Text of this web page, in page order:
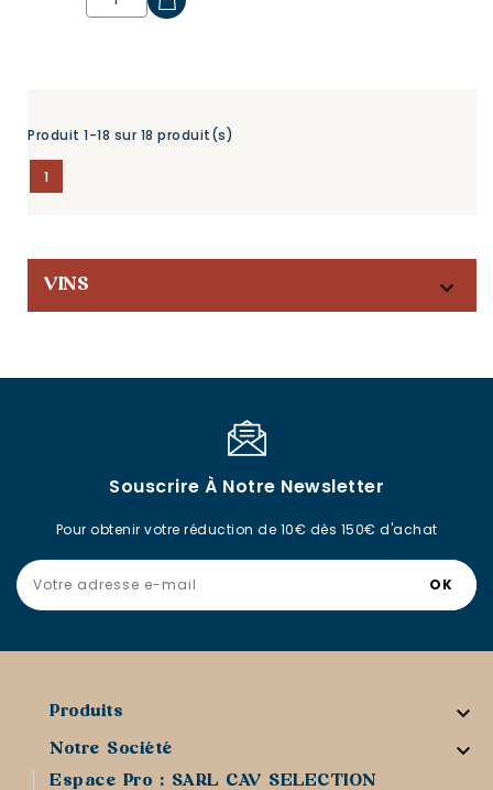
Produit 1-18 sur 18 produit(s)
1
VINS 
Souscrire À Notre Newsletter
Pour obtenir votre réduction de 10€ dès 150€ d'achat
Produits 
Notre Société 
Espace Pro : SARL CAV SELECTION